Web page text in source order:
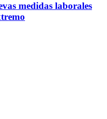
medidas laborales